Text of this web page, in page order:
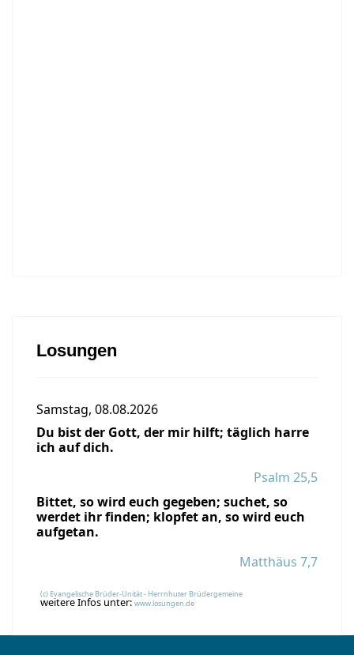
Losungen
Samstag, 08.08.2026
Du bist der Gott, der mir hilft; täglich harre
ich auf dich.
Psalm 25,5
Bittet, so wird euch gegeben; suchet, so
werdet ihr finden; klopfet an, so wird euch
aufgetan.
Matthäus 7,7
(c) Evangelische Brüder-Unität - Herrnhuter Brüdergemeine
weitere Infos unter: www.losungen.de